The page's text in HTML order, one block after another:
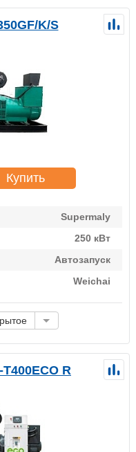
K/S
Купить
Supermaly
250 кВт
Автозапуск
Weichai
R